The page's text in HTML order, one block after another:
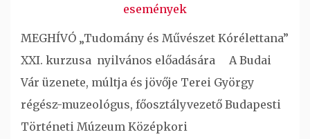
események
MEGHÍVÓ „Tudomány és Művészet Kórélettana”
XXI. kurzusa nyilvános előadására A Budai
Vár üzenete, múltja és jövője Terei György
régész-muzeológus, főosztályvezető Budapesti
Történeti Múzeum Középkori